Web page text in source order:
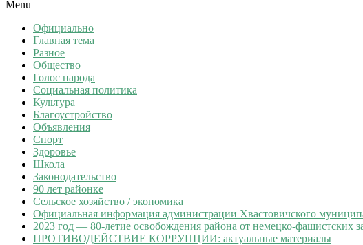
Menu
Официально
Главная тема
Разное
Общество
Голос народа
Социальная политика
Культура
Благоустройство
Объявления
Спорт
Здоровье
Школа
Законодательство
90 лет районке
Сельское хозяйство / экономика
Официальная информация администрации Хвастовичского
2023 год — 80-летие освобождения района от немецко-фашистских
ПРОТИВОДЕЙСТВИЕ КОРРУПЦИИ: актуальные материалы